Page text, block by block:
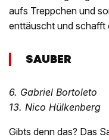
aufs Treppchen und
enttäuscht und schafft
SAUBER
6. Gabriel Bortoleto
13. Nico Hülkenberg
Gibts denn das? Das